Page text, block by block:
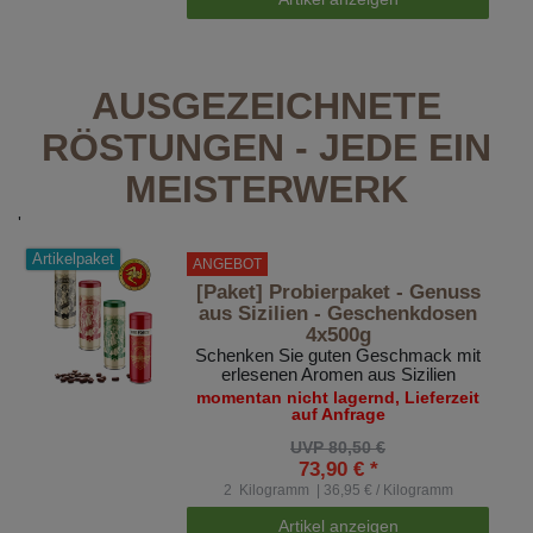
AUSGEZEICHNETE
RÖSTUNGEN - JEDE EIN
MEISTERWERK
'
Artikelpaket ANGEBOT
[Paket] Probierpaket - Genuss
aus Sizilien - Geschenkdosen
4x500g
Schenken Sie guten Geschmack mit
erlesenen Aromen aus Sizilien
momentan nicht lagernd, Lieferzeit
auf Anfrage
UVP 80,50 €
73,90 € *
2 Kilogramm | 36,95 € / Kilogramm
Artikel anzeigen